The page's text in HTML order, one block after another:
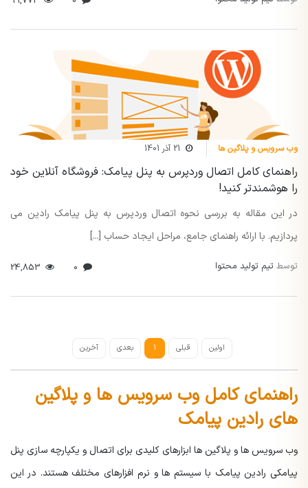
وب سرویس و پلاگین ها 21 آذر 1401
راهنمای کامل اتصال وردپرس به پنل پیامک: فروشگاه آنلاین خود
را هوشمندتر کنید!
در این مقاله به بررسی نحوه اتصال وردپرس به پنل پیامک رادین می
پردازیم. با ارائه راهنمای جامع، مراحل ایجاد حساب [...]
توسط تیم تولید محتوا
اولین قبلی 1 بعدی آخرین
راهنمای کامل وب سرویس ها و پلاگین
های رادین پیامک
وب سرویس ها و پلاگین ها ابزارهای کلیدی برای اتصال و یکپارچه سازی پنل
پیامکی رادین پیامک با سیستم ها و نرم افزارهای مختلف هستند. در این